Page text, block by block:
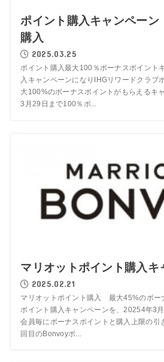
ポイント購入キャンペー
購入
2025.03.25
ポイント購入最大100％ボーナスポイント
入キャンペーンになりIHGリワードクラブ
大100%のボーナスポイントがもらえるキ
3月29日まで100％ポ...
マリオットポイント購入キ
2025.02.21
マリオットポイント購入 最大45%のボー
ポイント購入キャンペーンを、20254年3
会員毎にボーナスポイントと購入上限の引
回目のBonvoyポ...